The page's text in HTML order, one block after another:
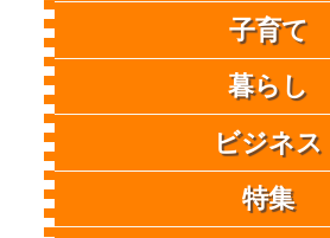
子育て
暮らし
ビジネス
特集